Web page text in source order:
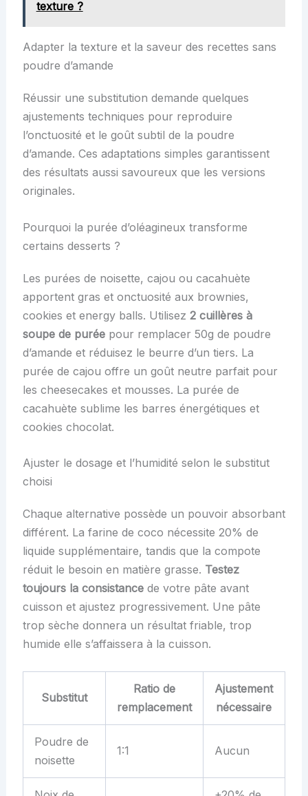
texture ?
Adapter la texture et la saveur des recettes sans
poudre d’amande
Réussir une substitution demande quelques
ajustements techniques pour reproduire
l’onctuosité et le goût subtil de la poudre
d’amande. Ces adaptations simples garantissent
des résultats aussi savoureux que les versions
originales.
Pourquoi la purée d’oléagineux transforme
certains desserts ?
Les purées de noisette, cajou ou cacahuète
apportent gras et onctuosité aux brownies,
cookies et energy balls. Utilisez 2 cuillères à
soupe de puréepour remplacer 50g de poudre
d’amande et réduisez le beurre d’un tiers. La
purée de cajou offre un goût neutre parfait pour
les cheesecakes et mousses. La purée de
cacahuète sublime les barres énergétiques et
cookies chocolat.
Ajuster le dosage et l’humidité selon le substitut
choisi
Chaque alternative possède un pouvoir absorbant
différent. La farine de coco nécessite 20% de
liquide supplémentaire, tandis que la compote
réduit le besoin en matière grasse. Testez
toujours la consistancede votre pâte avant
cuisson et ajustez progressivement. Une pâte
trop sèche donnera un résultat friable, trop
humide elle s’affaissera à la cuisson.
Substitut
Ratio de
remplacement
Ajustement
nécessaire
Poudre de
noisette
1:1 Aucun